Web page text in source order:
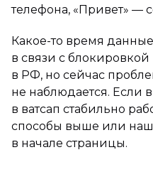
телефона, «Привет» —
Какое-то время
в связи с
в РФ, но сейчас
не наблюдается. Если
в ватсап стабильно
способы выше или наш
в начале страницы.